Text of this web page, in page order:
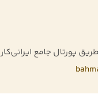
پورتال جامع ایرانی‌کار